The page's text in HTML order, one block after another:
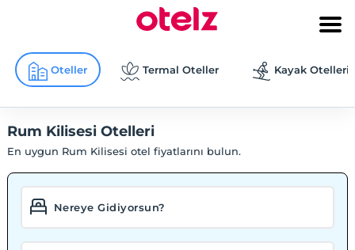
Oteller Termal Oteller Kayak Otelleri
Rum Kilisesi Otelleri
En uygun Rum Kilisesi otel fiyatlarını bulun.